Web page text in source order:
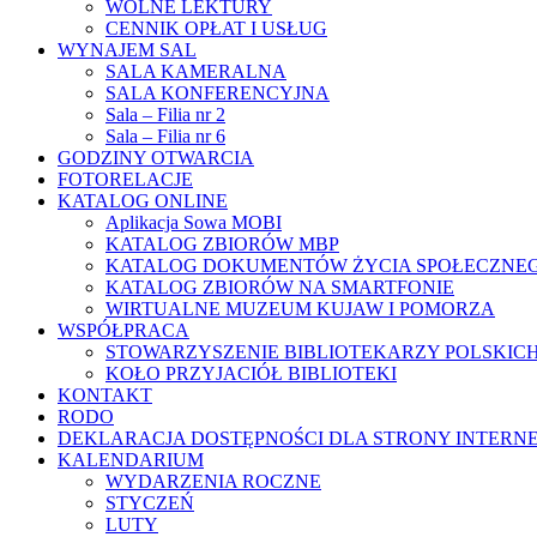
WOLNE LEKTURY
CENNIK OPŁAT I USŁUG
WYNAJEM SAL
SALA KAMERALNA
SALA KONFERENCYJNA
Sala – Filia nr 2
Sala – Filia nr 6
GODZINY OTWARCIA
FOTORELACJE
KATALOG ONLINE
Aplikacja Sowa MOBI
KATALOG ZBIORÓW MBP
KATALOG DOKUMENTÓW ŻYCIA
KATALOG ZBIORÓW NA SMARTFONIE
WIRTUALNE MUZEUM KUJAW I POMORZA
WSPÓŁPRACA
STOWARZYSZENIE BIBLIOTEKARZY
KOŁO PRZYJACIÓŁ BIBLIOTEKI
KONTAKT
RODO
DEKLARACJA DOSTĘPNOŚCI DLA STRONY
KALENDARIUM
WYDARZENIA ROCZNE
STYCZEŃ
LUTY